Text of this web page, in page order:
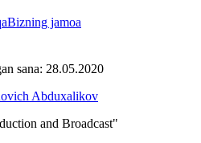
Bizning jamoa
sana: 28.05.2020
Abduxalikov
and Broadcast"